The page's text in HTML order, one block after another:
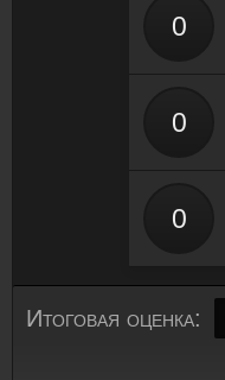
Итоговая оценка: